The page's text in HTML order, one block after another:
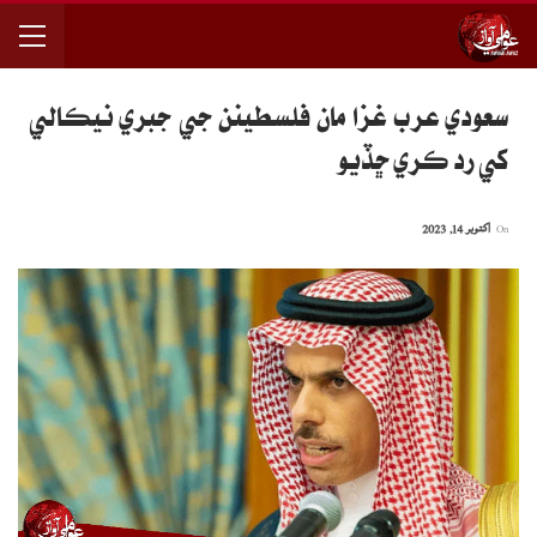
سعودي عرب غزا مان فلسطينن جي جبري نيڪالي
کي رد ڪري ڇڏيو
اکتوبر 14, 2023